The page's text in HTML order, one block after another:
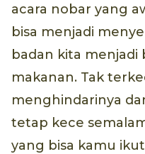
acara nobar yang
bisa menjadi
badan kita menjadi
makanan. Tak
menghindarinya
tetap kece
yang bisa kamu